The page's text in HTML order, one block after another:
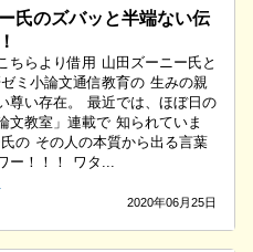
氏のズバッと半端ない伝
ちらより借用 山田ズーニー氏と
ミ小論文通信教育の 生みの親
尊い存在。 最近では、ほぼ日の
文教室」連載で 知られていま
の その人の本質から出る言葉
ー！！！ ワタ...
2020年06月25日